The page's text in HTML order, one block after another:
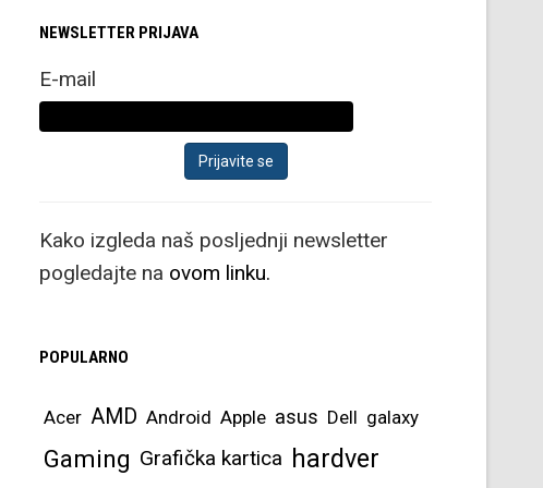
NEWSLETTER PRIJAVA
E-mail
Kako izgleda naš posljednji newsletter
pogledajte na ovom linku.
POPULARNO
Acer AMD Android Apple asus Dell galaxy
Gaming Grafička kartica hardver